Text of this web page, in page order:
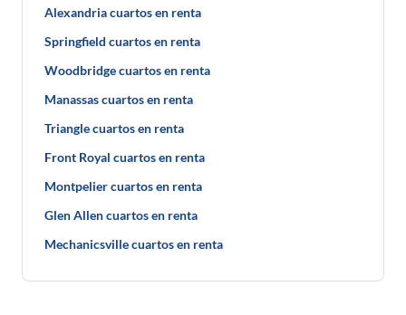
Alexandria cuartos en renta
Springfield cuartos en renta
Woodbridge cuartos en renta
Manassas cuartos en renta
Triangle cuartos en renta
Front Royal cuartos en renta
Montpelier cuartos en renta
Glen Allen cuartos en renta
Mechanicsville cuartos en renta